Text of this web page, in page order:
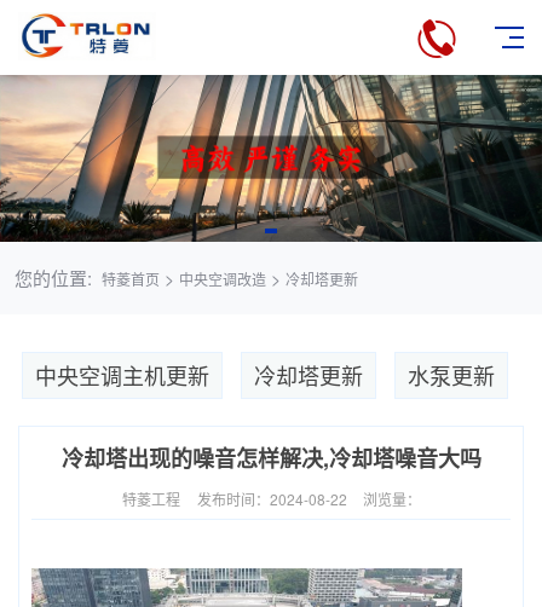
您的位置: 特菱首页 > 中央空调改造> 冷却塔更新
中央空调主机更新 冷却塔更新 水泵更新
冷却塔出现的噪音怎样解决,冷却塔噪音大吗
特菱工程 发布时间：2024-08-22 浏览量：